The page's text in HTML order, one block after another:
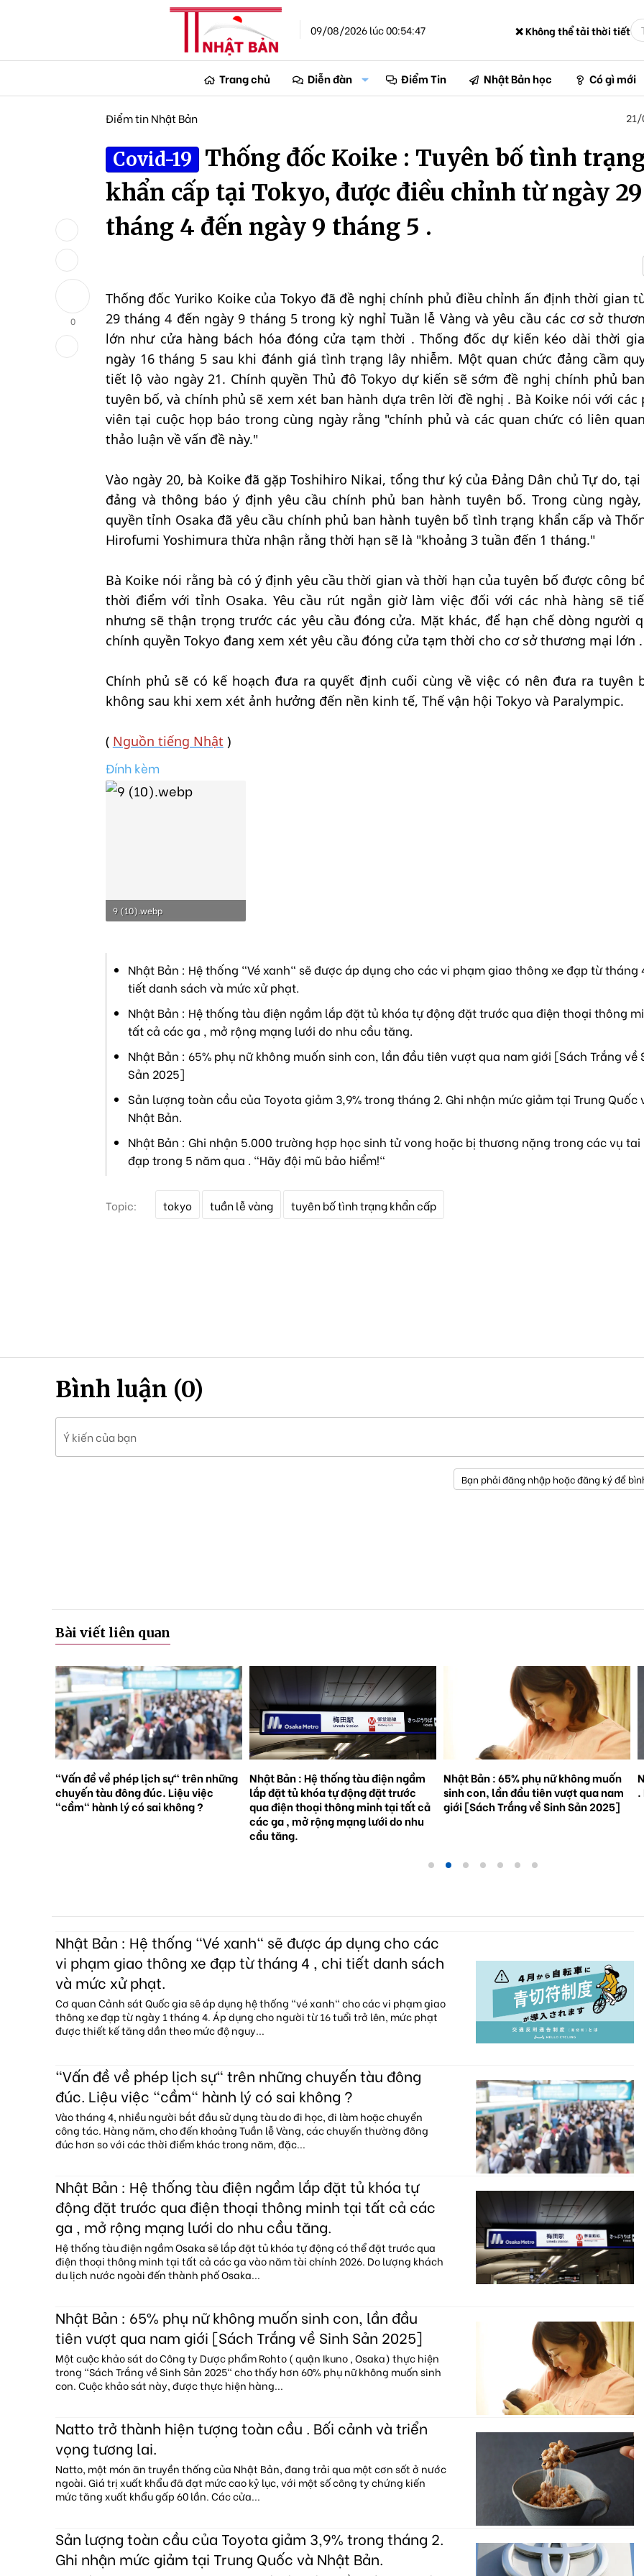
09/08/2026 lúc 00:54:47 ❌ Không thể tải thời tiết
Trang chủ Diễn đàn Điểm Tin Nhật Bản học Có gì mới
0
Điểm tin Nhật Bản 21/
Covid-19
Thống đốc Koike : Tuyên bố tình
khẩn cấp tại Tokyo, được điều chỉnh từ ngày 29
tháng 4 đến ngày 9 tháng 5 .
Thống đốc Yuriko Koike của Tokyo đã đề nghị chính phủ điều chỉnh ấn định thời gian
29 tháng 4 đến ngày 9 tháng 5 trong kỳ nghỉ Tuần lễ Vàng và yêu cầu các cơ sở
lớn như cửa hàng bách hóa đóng cửa tạm thời . Thống đốc dự kiến kéo dài thời
ngày 16 tháng 5 sau khi đánh giá tình trạng lây nhiễm. Một quan chức đảng cầm
tiết lộ vào ngày 21. Chính quyền Thủ đô Tokyo dự kiến sẽ sớm đề nghị chính phủ
tuyên bố, và chính phủ sẽ xem xét ban hành dựa trên lời đề nghị . Bà Koike nói với các
viên tại cuộc họp báo trong cùng ngày rằng "chính phủ và các quan chức có liên
thảo luận về vấn đề này."
Vào ngày 20, bà Koike đã gặp Toshihiro Nikai, tổng thư ký của Đảng Dân chủ Tự do,
đảng và thông báo ý định yêu cầu chính phủ ban hành tuyên bố. Trong cùng
quyền tỉnh Osaka đã yêu cầu chính phủ ban hành tuyên bố tình trạng khẩn cấp và
Hirofumi Yoshimura thừa nhận rằng thời hạn sẽ là "khoảng 3 tuần đến 1 tháng."
Bà Koike nói rằng bà có ý định yêu cầu thời gian và thời hạn của tuyên bố được công
thời điểm với tỉnh Osaka. Yêu cầu rút ngắn giờ làm việc đối với các nhà hàng sẽ
nhưng sẽ thận trọng trước các yêu cầu đóng cửa. Mặt khác, để hạn chế dòng người
chính quyền Tokyo đang xem xét yêu cầu đóng cửa tạm thời cho cơ sở thương mại lớn .
Chính phủ sẽ có kế hoạch đưa ra quyết định cuối cùng về việc có nên đưa ra tuyên
không sau khi xem xét ảnh hưởng đến nền kinh tế, Thế vận hội Tokyo và Paralympic.
( Nguồn tiếng Nhật )
Đính kèm
9 (10).webp
Nhật Bản : Hệ thống "Vé xanh" sẽ được áp dụng cho các vi phạm giao thông xe đạp từ tháng
tiết danh sách và mức xử phạt.
Nhật Bản : Hệ thống tàu điện ngầm lắp đặt tủ khóa tự động đặt trước qua điện thoại thông
tất cả các ga , mở rộng mạng lưới do nhu cầu tăng.
Nhật Bản : 65% phụ nữ không muốn sinh con, lần đầu tiên vượt qua nam giới [Sách Trắng về
Sản 2025]
Sản lượng toàn cầu của Toyota giảm 3,9% trong tháng 2. Ghi nhận mức giảm tại Trung Quốc
Nhật Bản.
Nhật Bản : Ghi nhận 5.000 trường hợp học sinh tử vong hoặc bị thương nặng trong các vụ tai
đạp trong 5 năm qua . "Hãy đội mũ bảo hiểm!"
Topic: tokyo tuần lễ vàng tuyên bố tình trạng khẩn cấp
Bình luận (0)
Ý kiến của bạn
Bạn phải đăng nhập hoặc đăng ký để
Bài viết liên quan
Nhật Bản : Hệ thống tàu điện ngầm
lắp đặt tủ khóa tự động đặt trước
qua điện thoại thông minh tại tất cả
Nhật Bản : 65% phụ nữ không muốn
sinh con, lần đầu tiên vượt qua nam
giới [Sách Trắng về Sinh Sản 2025]
Natto trở thành hiện tượng toàn cầu
. Bối cảnh và triển vọng tương lai.
Nhật Bản : Hệ thống "Vé xanh" sẽ được áp dụng cho các
vi phạm giao thông xe đạp từ tháng 4 , chi tiết danh sách
và mức xử phạt.
Cơ quan Cảnh sát Quốc gia sẽ áp dụng hệ thống "vé xanh" cho các vi phạm giao
thông xe đạp từ ngày 1 tháng 4. Áp dụng cho người từ 16 tuổi trở lên, mức phạt
được thiết kế tăng dần theo mức độ nguy...
"Vấn đề về phép lịch sự" trên những chuyến tàu đông
đúc. Liệu việc "cầm" hành lý có sai không ?
Vào tháng 4, nhiều người bắt đầu sử dụng tàu do đi học, đi làm hoặc chuyển
công tác. Hàng năm, cho đến khoảng Tuần lễ Vàng, các chuyến thường đông
đúc hơn so với các thời điểm khác trong năm, đặc...
Nhật Bản : Hệ thống tàu điện ngầm lắp đặt tủ khóa tự
động đặt trước qua điện thoại thông minh tại tất cả các
ga , mở rộng mạng lưới do nhu cầu tăng.
Hệ thống tàu điện ngầm Osaka sẽ lắp đặt tủ khóa tự động có thể đặt trước qua
điện thoại thông minh tại tất cả các ga vào năm tài chính 2026. Do lượng khách
du lịch nước ngoài đến thành phố Osaka...
Nhật Bản : 65% phụ nữ không muốn sinh con, lần đầu
tiên vượt qua nam giới [Sách Trắng về Sinh Sản 2025]
Một cuộc khảo sát do Công ty Dược phẩm Rohto ( quận Ikuno , Osaka) thực hiện
trong "Sách Trắng về Sinh Sản 2025" cho thấy hơn 60% phụ nữ không muốn sinh
con. Cuộc khảo sát này, được thực hiện hàng...
Natto trở thành hiện tượng toàn cầu . Bối cảnh và triển
vọng tương lai.
Natto, một món ăn truyền thống của Nhật Bản, đang trải qua một cơn sốt ở nước
ngoài. Giá trị xuất khẩu đã đạt mức cao kỷ lục, với một số công ty chứng kiến
mức tăng xuất khẩu gấp 60 lần. Các cửa...
Sản lượng toàn cầu của Toyota giảm 3,9% trong tháng 2.
Ghi nhận mức giảm tại Trung Quốc và Nhật Bản.